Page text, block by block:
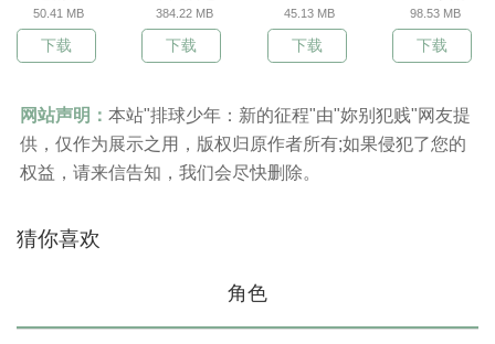
50.41 MB
下载
384.22 MB
下载
45.13 MB
下载
98.53 MB
下载
网站声明： 本站"排球少年：新的征程"由"妳别犯贱"网友提
供，仅作为展示之用，版权归原作者所有;如果侵犯了您的
权益，请来信告知，我们会尽快删除。
猜你喜欢
角色